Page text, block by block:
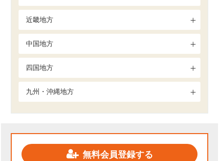
近畿地方
中国地方
四国地方
九州・沖縄地方
無料会員登録する